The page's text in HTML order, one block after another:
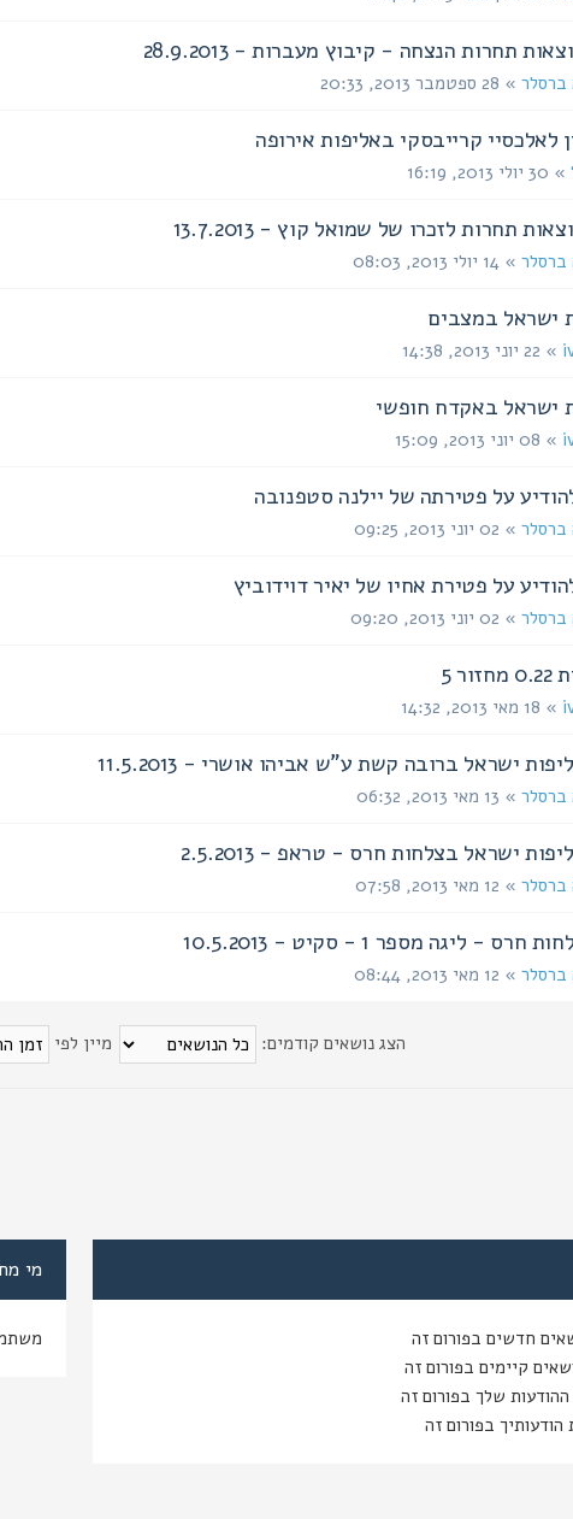
תחרות הנצחה - קיבוץ מעברות - 28.9.2013
» 28 ספטמבר 2013, 20:33
לאלכסיי קרייבסקי באליפות אירופה
» 30 יולי 2013, 16:19
תחרות לזכרו של שמואל קוץ - 13.7.2013
» 14 יולי 2013, 08:03
ישראל במצבים‏
» 22 יוני 2013, 14:38
ישראל באקדח חופשי
» 08 יוני 2013, 15:09
על פטירתה של יילנה סטפנובה
» 02 יוני 2013, 09:25
על פטירת אחיו של יאיר דוידוביץ
» 02 יוני 2013, 09:20
5
» 18 מאי 2013, 14:32
ישראל ברובה קשת ע"ש אביהו אושרי - 11.5.2013
» 13 מאי 2013, 06:32
ישראל בצלחות חרס - טראפ - 2.5.2013
» 12 מאי 2013, 07:58
- ליגה מספר 1 - סקיט - 10.5.2013
» 12 מאי 2013, 08:44
הצג נושאים קודמים: מיין לפי
מי
חדשים בפורום זה
קיימים בפורום זה
שלך בפורום זה
בפורום זה